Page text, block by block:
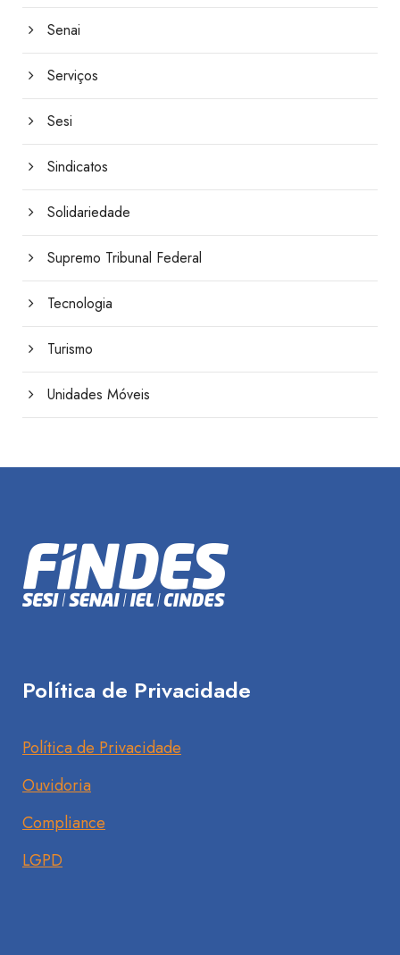
Senai
Serviços
Sesi
Sindicatos
Solidariedade
Supremo Tribunal Federal
Tecnologia
Turismo
Unidades Móveis
Política de Privacidade
Política de Privacidade
Ouvidoria
Compliance
LGPD